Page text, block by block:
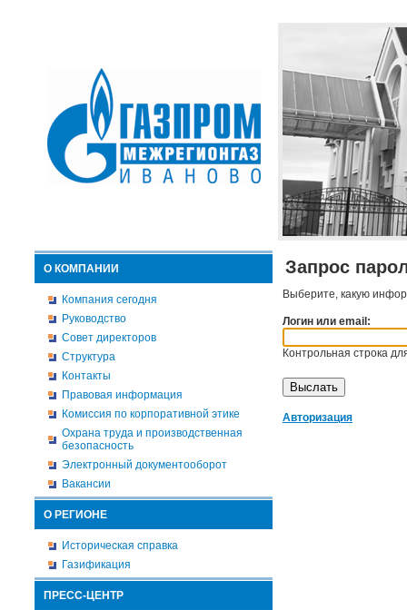
О КОМПАНИИ
Компания сегодня
Руководство
Совет директоров
Структура
Контакты
Правовая информация
Комиссия по корпоративной этике
Охрана труда и производственная
безопасность
Электронный документооборот
Вакансии
О РЕГИОНЕ
Историческая справка
Газификация
ПРЕСС-ЦЕНТР
Запрос
Выберите, какую
Логин или email:
Контрольная строка
Авторизация